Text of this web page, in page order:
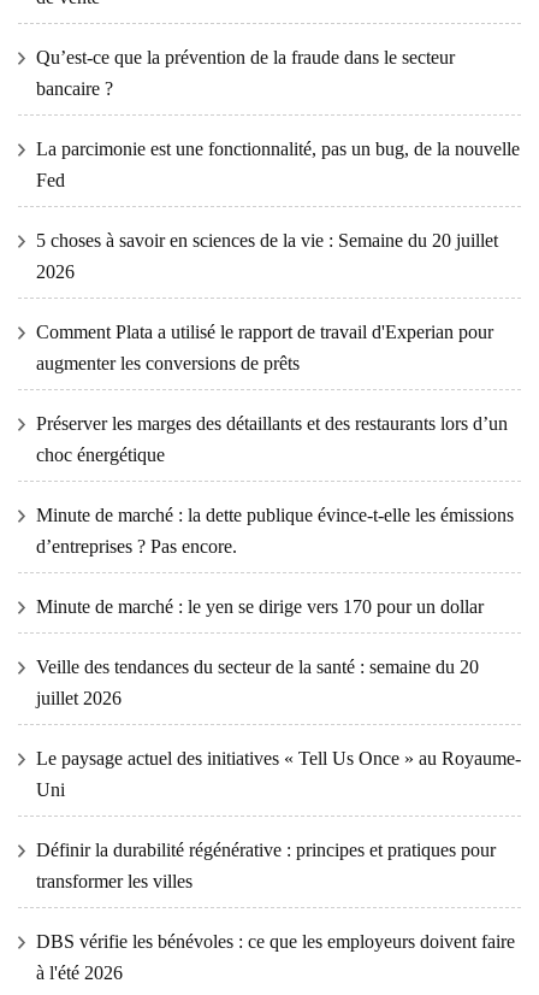
Qu’est-ce que la prévention de la fraude dans le secteur
bancaire ?
La parcimonie est une fonctionnalité, pas un bug, de la nouvelle
Fed
5 choses à savoir en sciences de la vie : Semaine du 20 juillet
2026
Comment Plata a utilisé le rapport de travail d'Experian pour
augmenter les conversions de prêts
Préserver les marges des détaillants et des restaurants lors d’un
choc énergétique
Minute de marché : la dette publique évince-t-elle les émissions
d’entreprises ? Pas encore.
Minute de marché : le yen se dirige vers 170 pour un dollar
Veille des tendances du secteur de la santé : semaine du 20
juillet 2026
Le paysage actuel des initiatives « Tell Us Once » au Royaume-
Uni
Définir la durabilité régénérative : principes et pratiques pour
transformer les villes
DBS vérifie les bénévoles : ce que les employeurs doivent faire
à l'été 2026